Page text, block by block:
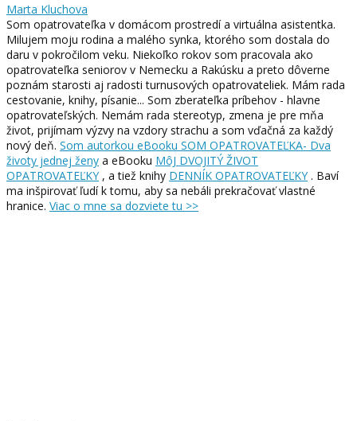
Marta Kluchova
Som opatrovateľka v domácom prostredí a virtuálna asistentka.
Milujem moju rodina a malého synka, ktorého som dostala do
daru v pokročilom veku. Niekoľko rokov som pracovala ako
opatrovateľka seniorov v Nemecku a Rakúsku a preto dôverne
poznám starosti aj radosti turnusových opatrovateliek. Mám rada
cestovanie, knihy, písanie... Som zberateľka príbehov - hlavne
opatrovateľských. Nemám rada stereotyp, zmena je pre mňa
život, prijímam výzvy na vzdory strachu a som vďačná za každý
nový deň. Som autorkou eBooku SOM OPATROVATEĽKA- Dva
životy jednej ženy a eBooku MôJ DVOJITÝ ŽIVOT
OPATROVATEĽKY , a tiež knihy DENNÍK OPATROVATEĽKY . Baví
ma inšpirovať ľudí k tomu, aby sa nebáli prekračovať vlastné
hranice. Viac o mne sa dozviete tu >>